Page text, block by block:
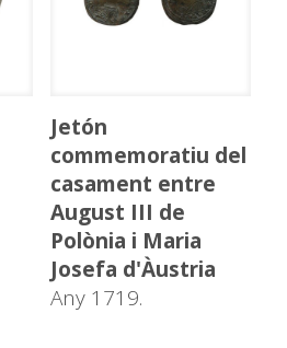
Jetón
commemoratiu del
casament entre
August III de
Polònia i Maria
Josefa d'Àustria
Any 1719.